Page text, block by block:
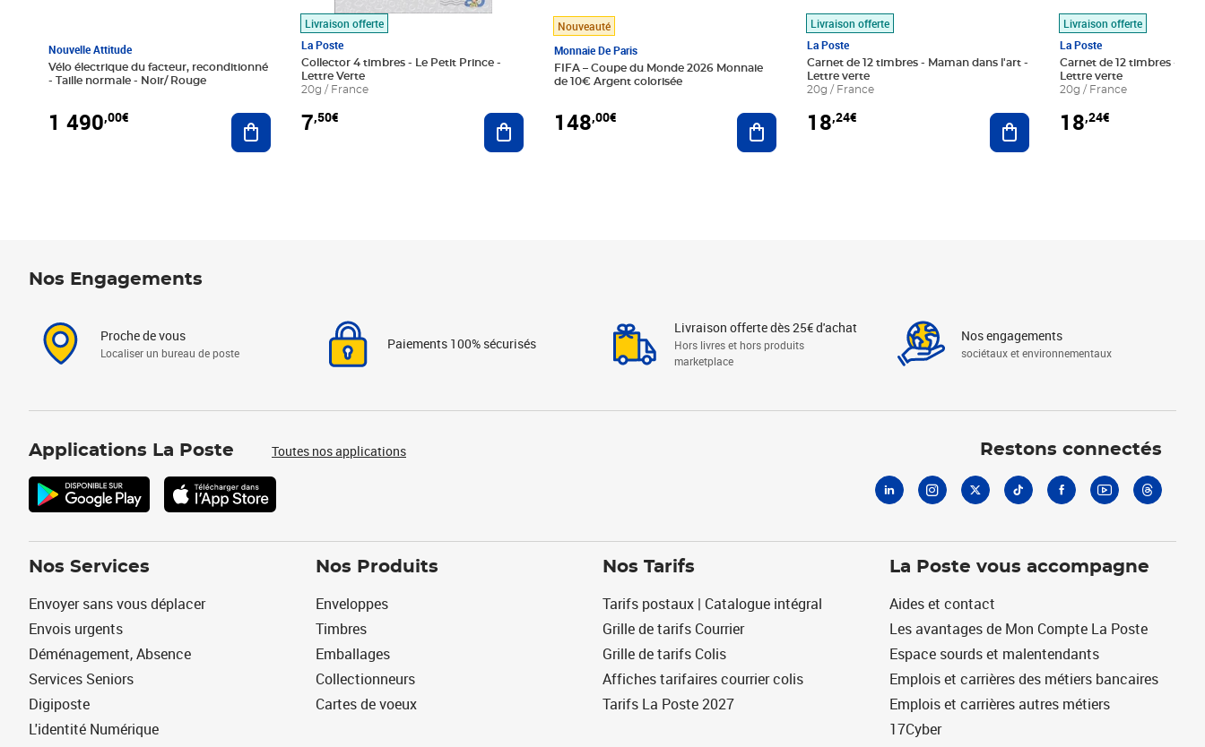
Nouvelle Attitude
Vélo électrique du facteur, reconditionné
- Taille normale - Noir/ Rouge
1 490,00€ Ajouter au panier
Livraison offerte
La Poste
Collector 4 timbres - Le Petit Prince -
Lettre Verte
20g / France
7,50€ Ajouter au panier
Nouveauté
Monnaie De Paris
FIFA – Coupe du Monde 2026 Monnaie
de 10€ Argent colorisée
148,00€ Ajouter au panier
Livraison offerte
La Poste
Carnet de 12 timbres - Maman dans l'art -
Lettre verte
20g / France
18,24€ Ajouter au panier
Livraison offerte
La Poste
Carnet de 12 timbres - Le
Lettre verte
20g / France
18,24€
Nos Engagements
Proche de vous
Localiser un bureau de poste
Paiements 100% sécurisés
Livraison offerte dès 25€ d'achat
Hors livres et hors produits
marketplace
Nos engagements
sociétaux et environnementaux
Applications La Poste Toutes nos applications Restons connectés
Nos Services
Envoyer sans vous déplacer
Envois urgents
Déménagement, Absence
Services Seniors
Digiposte
L'identité Numérique
Nos Produits
Enveloppes
Timbres
Emballages
Collectionneurs
Cartes de voeux
Nos Tarifs
Tarifs postaux | Catalogue intégral
Grille de tarifs Courrier
Grille de tarifs Colis
Affiches tarifaires courrier colis
Tarifs La Poste 2027
La Poste vous accompagne
Aides et contact
Les avantages de Mon Compte La Poste
Espace sourds et malentendants
Emplois et carrières des métiers bancaires
Emplois et carrières autres métiers
17Cyber